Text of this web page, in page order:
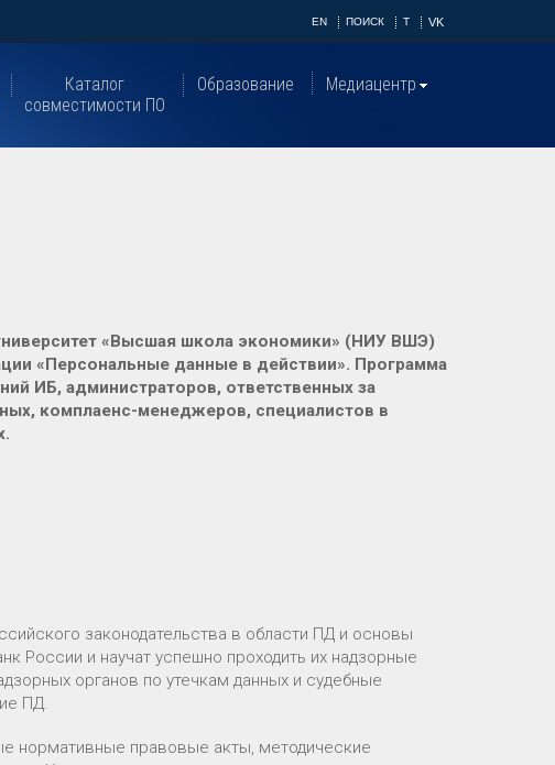
EN ПОИСК T VK
Каталог
совместимости ПО
Образование Медиацентр
«Высшая школа экономики» (НИУ ВШЭ)
«Персональные данные в действии». Программа
ИБ, администраторов, ответственных за
комплаенс-менеджеров, специалистов в
законодательства в области ПД и основы
России и научат успешно проходить их надзорные
органов по утечкам данных и судебные
ПД.
нормативные правовые акты, методические